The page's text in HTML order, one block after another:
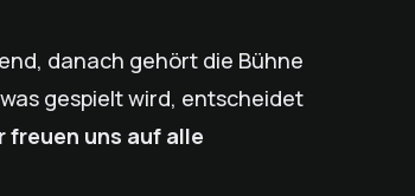
danach gehört die Bühne
gespielt wird, entscheidet
freuen uns auf alle